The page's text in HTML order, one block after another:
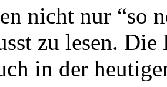
nicht nur “so
zu lesen.
in der